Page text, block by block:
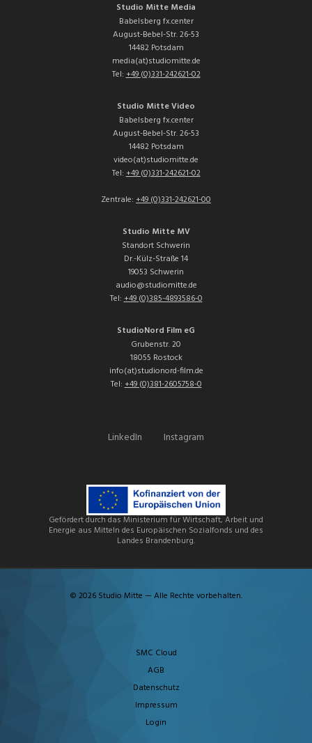
Studio Mitte Media
Babelsberg fx.center
August-Bebel-Str. 26-53
14482 Potsdam
media(at)studiomitte.de
Tel:+49 (0)331-242621-02
Studio Mitte Video
Babelsberg fx.center
August-Bebel-Str. 26-53
14482 Potsdam
video(at)studiomitte.de
Tel:+49 (0)331-242621-02
Zentrale: +49 (0)331-242621-00
Studio Mitte MV
Standort Schwerin
Dr.-Külz-Straße 14
19053 Schwerin
audio@studiomitte.de
Tel:+49 (0)385-4893586-0
StudioNord Film eG
Grubenstr. 20
18055 Rostock
info(at)studionord-film.de
Tel:+49 (0)381-2605758-0
LinkedIn Instagram
Gefördert durch das Ministerium für Wirtschaft, Arbeit und
Energie aus Mitteln des Europäischen Sozialfonds und des
Landes Brandenburg.
© 2026 Studio Mitte — Alle Rechte vorbehalten.
SMC Cloud
AGB
Datenschutz
Impressum
Login